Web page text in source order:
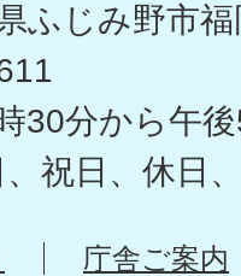
ふじみ野市
30分から午
、祝日、休日
庁舎ご案内